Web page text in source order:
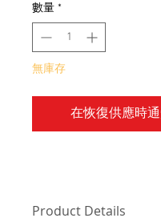
數量 *
無庫存
在恢復供應時
Product Details